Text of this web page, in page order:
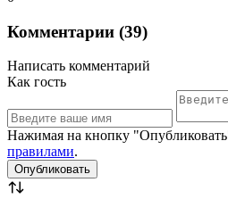
Комментарии (39)
Написать комментарий
Как гость
Нажимая на кнопку
правилами.